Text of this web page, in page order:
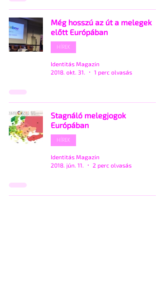
Még hosszú az út a melegek
előtt Európában
HÍREK
Identitás Magazin
2018. okt. 31.
1 perc olvasás
Stagnáló melegjogok
Európában
HÍREK
Identitás Magazin
2018. jún. 11.
2 perc olvasás